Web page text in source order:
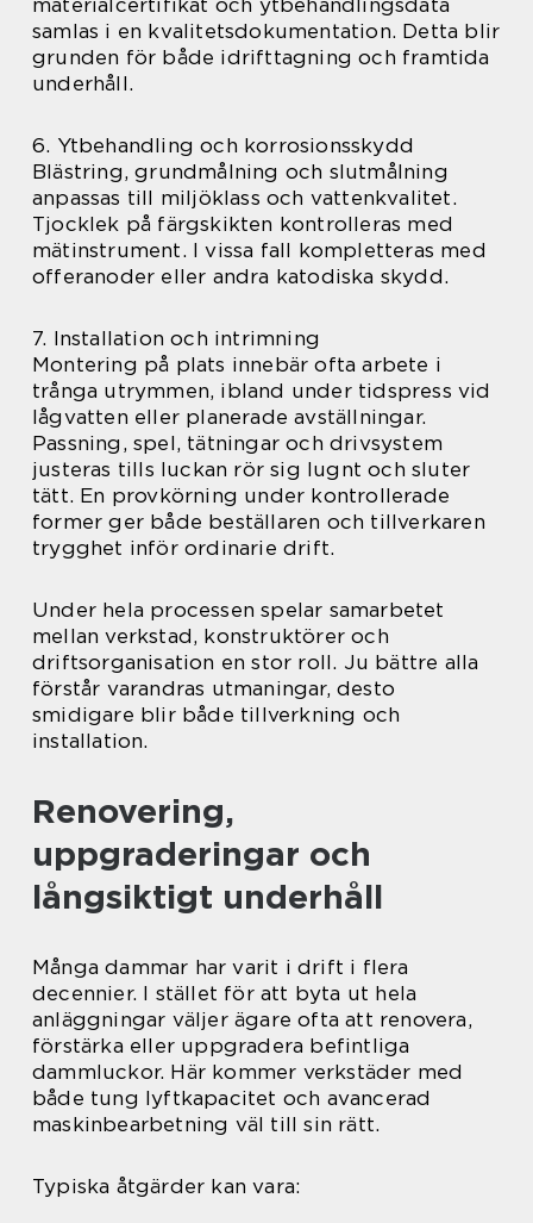
samlas i en kvalitetsdokumentation. Detta blir
grunden för både idrifttagning och framtida
underhåll.
6. Ytbehandling och korrosionsskydd
Blästring, grundmålning och slutmålning
anpassas till miljöklass och vattenkvalitet.
Tjocklek på färgskikten kontrolleras med
mätinstrument. I vissa fall kompletteras med
offeranoder eller andra katodiska skydd.
7. Installation och intrimning
Montering på plats innebär ofta arbete i
trånga utrymmen, ibland under tidspress vid
lågvatten eller planerade avställningar.
Passning, spel, tätningar och drivsystem
justeras tills luckan rör sig lugnt och sluter
tätt. En provkörning under kontrollerade
former ger både beställaren och tillverkaren
trygghet inför ordinarie drift.
Under hela processen spelar samarbetet
mellan verkstad, konstruktörer och
driftsorganisation en stor roll. Ju bättre alla
förstår varandras utmaningar, desto
smidigare blir både tillverkning och
installation.
Renovering,
uppgraderingar och
långsiktigt underhåll
Många dammar har varit i drift i flera
decennier. I stället för att byta ut hela
anläggningar väljer ägare ofta att renovera,
förstärka eller uppgradera befintliga
dammluckor. Här kommer verkstäder med
både tung lyftkapacitet och avancerad
maskinbearbetning väl till sin rätt.
Typiska åtgärder kan vara: